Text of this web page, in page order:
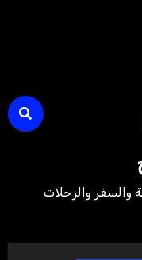
والسفر والرحلات